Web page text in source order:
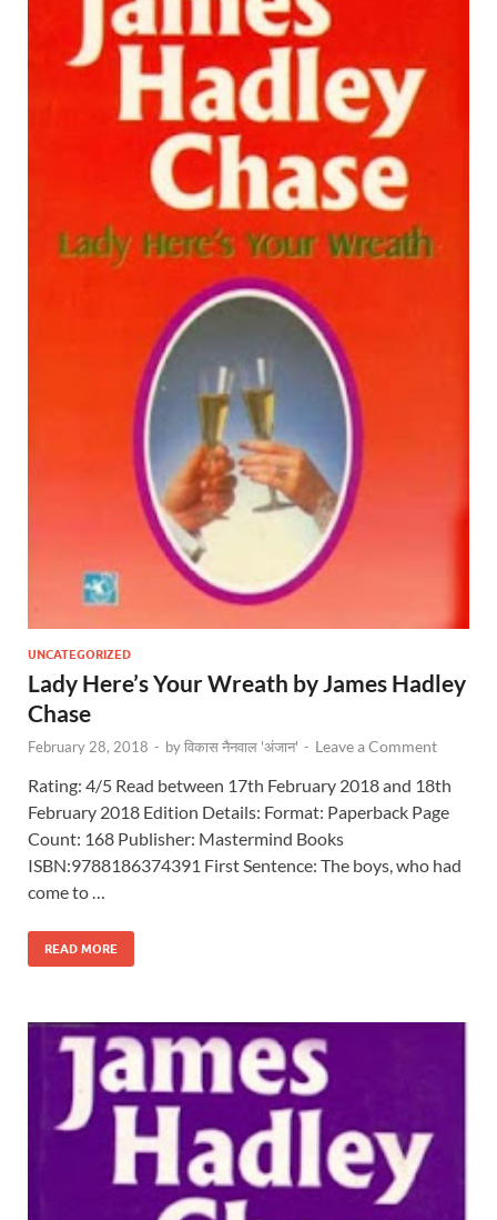
UNCATEGORIZED
Lady Here’s Your Wreath by James Hadley
Chase
February 28, 2018 - byविकास नैनवाल 'अंजान' - Leave a Comment
Rating: 4/5 Read between 17th February 2018 and 18th
February 2018 Edition Details: Format: Paperback Page
Count: 168 Publisher: Mastermind Books
ISBN:9788186374391 First Sentence: The boys, who had
come to …
READ MORE